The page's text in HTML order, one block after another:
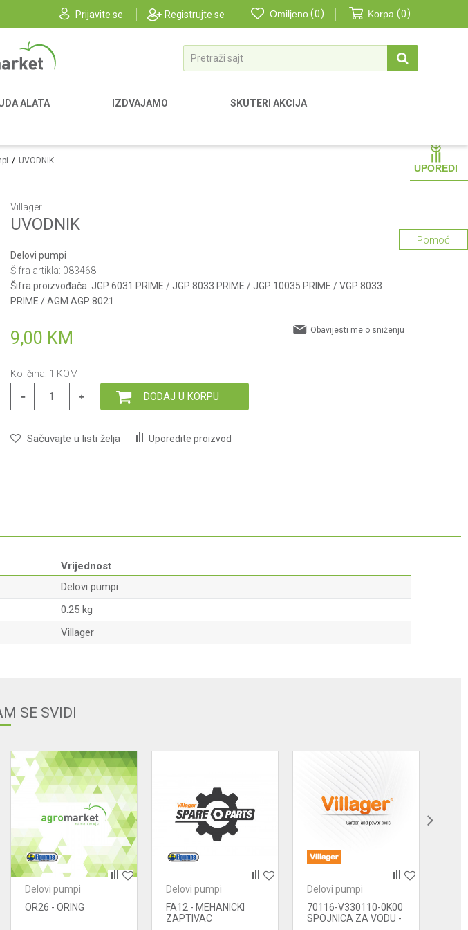
Prijavite se Registrujte se Omiljeno 0 Korpa 0
Pretraži sajt
ALATA IZDVAJAMO SKUTERI AKCIJA
UPOREDI
UVODNIK
Villager
UVODNIK
Delovi pumpi
Šifra artikla: 083468
Šifra proizvođača: JGP 6031 PRIME / JGP 8033 PRIME / JGP 10035 PRIME / VGP 8033
PRIME / AGM AGP 8021
9,00 KM Obavijesti me o sniženju
Količina: 1 KOM
DODAJ U KORPU
Sačuvajte u listi želja Uporedite proizvod
Pomoć
Vrijednost
Delovi pumpi
0.25 kg
Villager
SE SVIDI
Delovi pumpi
OR26 - ORING
Delovi pumpi
FA12 - MEHANICKI
ZAPTIVAC
Delovi pumpi
70116-V330110-0K00
SPOJNICA ZA VODU -